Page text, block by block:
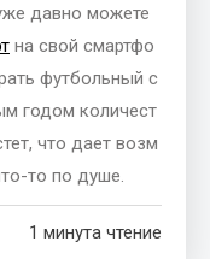
давно можете
на свой смартфо
футбольный с
годом количест
что дает возм
то по душе.
1 минута чтение